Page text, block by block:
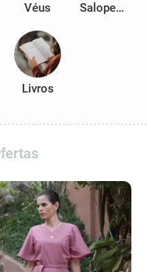
Véus Salopetes
Livros